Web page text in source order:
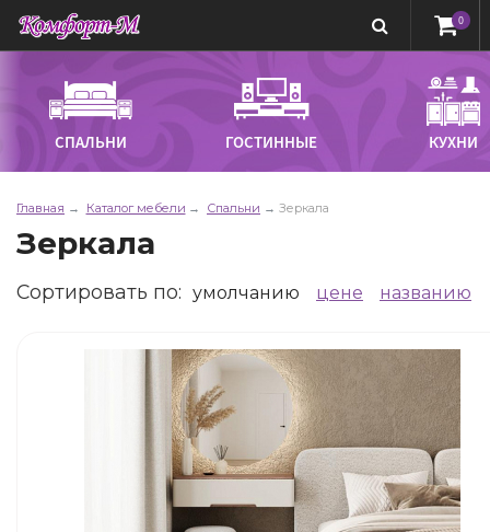
0
СПАЛЬНИ ГОСТИННЫЕ КУХНИ
Главная Каталог мебели Спальни Зеркала
Зеркала
Сортировать по: умолчанию цене названию